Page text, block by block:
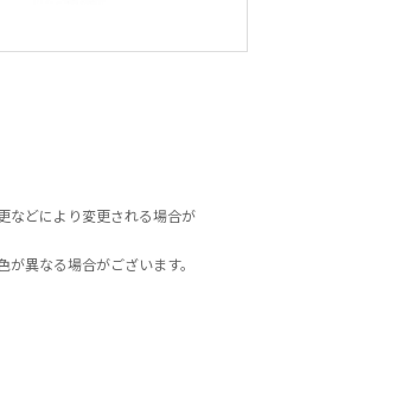
などにより変更される場合が
異なる場合がございます。